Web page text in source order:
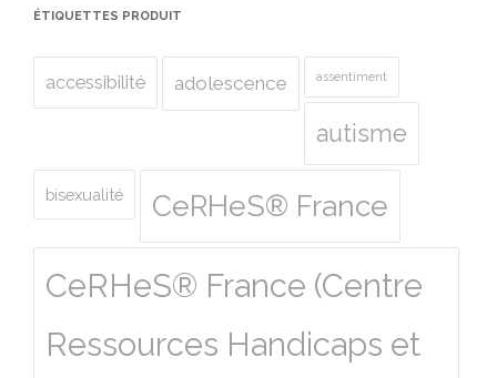
ÉTIQUETTES PRODUIT
accessibilité adolescence assentiment
autisme
bisexualité CeRHeS® France
CeRHeS® France (Centre
Ressources Handicaps et